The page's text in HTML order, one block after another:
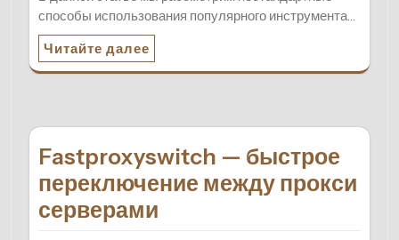
способы использования популярного инструмента…
Читайте далее
Fastproxyswitch — быстрое
переключение между прокси
серверами